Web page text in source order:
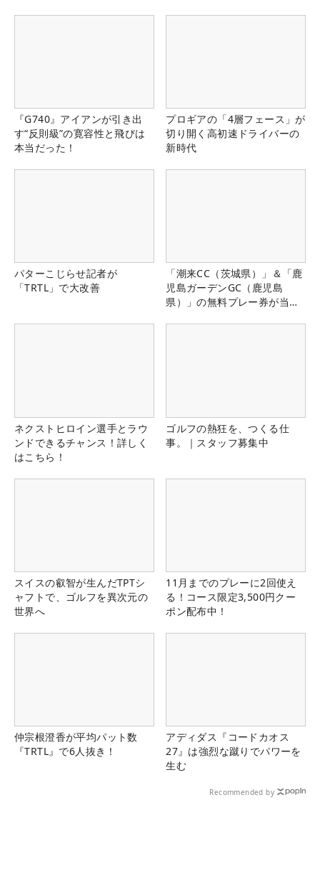
『G740』アイアンが引き出
す“反則級”の寛容性と飛びは
本当だった！
プロギアの「4層フェース」が
切り開く高初速ドライバーの
新時代
パターこじらせ記者が
「TRTL」で大改善
「潮来CC（茨城県）」＆「鹿
児島ガーデンGC（鹿児島
県）」の無料プレー券が当た
ネクストヒロイン選手とラウ
ンドできるチャンス！詳しく
はこちら！
ゴルフの熱狂を、つくる仕
事。｜スタッフ募集中
スイスの叡智が生んだTPTシ
ャフトで、ゴルフを異次元の
世界へ
11月までのプレーに2回使え
る！コース限定3,500円クー
ポン配布中！
仲宗根澄香が平均パット数
『TRTL』で6人抜き！
アディダス『コードカオス
27』は強烈な蹴りでパワーを
生む
Recommended by